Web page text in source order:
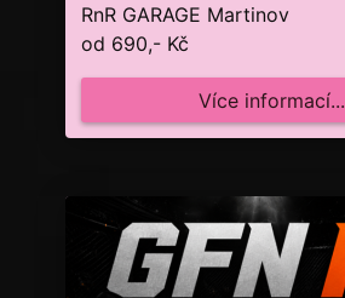
RnR GARAGE Martinov
od 690,- Kč
Více informací...